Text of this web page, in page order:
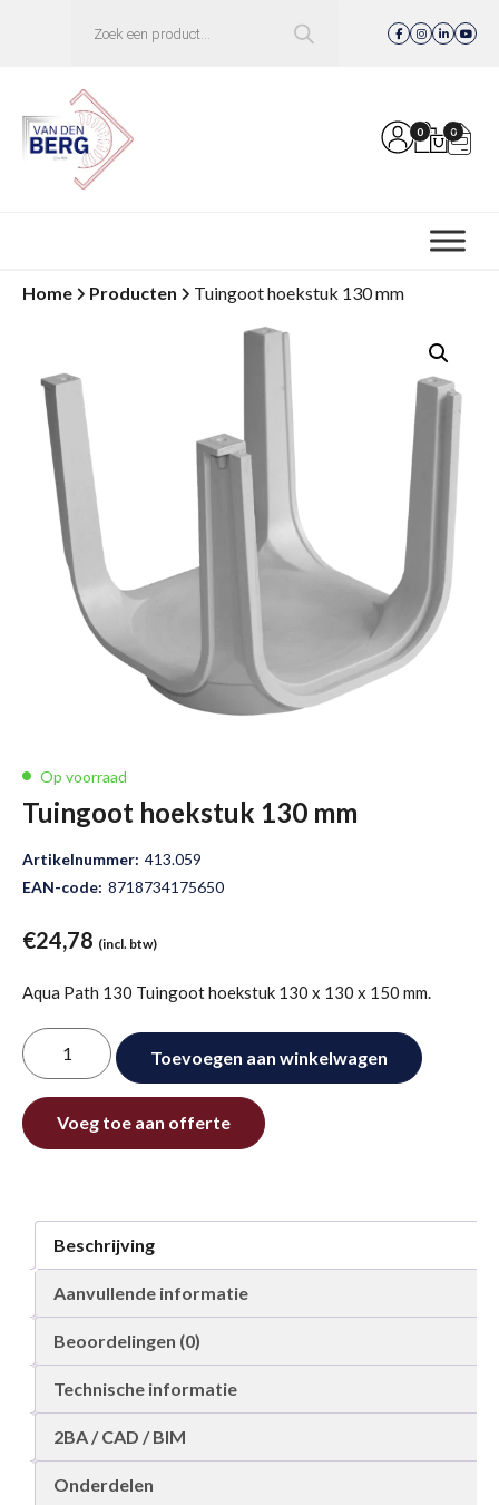
zoeken
0 0
Home Producten Tuingoot hoekstuk 130 mm
Op voorraad
Tuingoot hoekstuk 130 mm
Artikelnummer: 413.059
EAN-code: 8718734175650
€24,78 (incl. btw)
Aqua Path 130 Tuingoot hoekstuk 130 x 130 x 150 mm.
Tuingoot
hoekstuk
130
mm
aantal
Toevoegen aan winkelwagen
Voeg toe aan offerte
Alternative:
Beschrijving
Aanvullende informatie
Beoordelingen (0)
Technische informatie
2BA / CAD / BIM
Onderdelen